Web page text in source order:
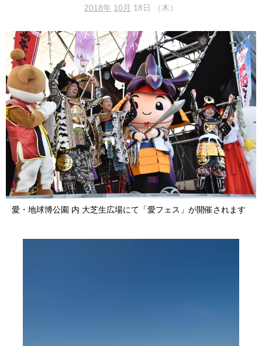
2018年 10月 18日 （木）
愛・地球博公園 内 大芝生広場にて「愛フェス」が開催されます